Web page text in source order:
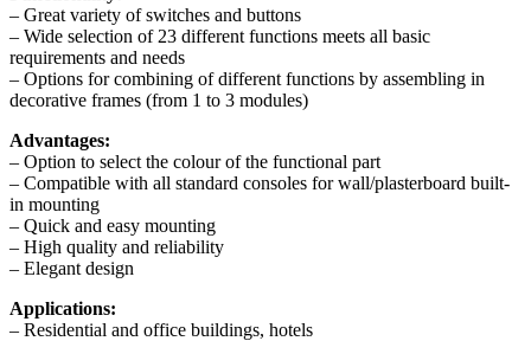
– Great variety of switches and buttons
– Wide selection of 23 different functions meets all basic
requirements and needs
– Options for combining of different functions by assembling in
decorative frames (from 1 to 3 modules)
Advantages:
– Option to select the colour of the functional part
– Compatible with all standard consoles for wall/plasterboard built-
in mounting
– Quick and easy mounting
– High quality and reliability
– Elegant design
Applications:
– Residential and office buildings, hotels